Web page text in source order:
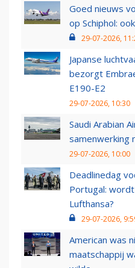
Goed nieuws
op Schiphol:
29-07-2026,
Japanse
bezorgt
E190-E2
29-07-2026, 10:30
Saudi Arabian
samenwerking
29-07-2026, 10:00
Deadlinedag
Portugal:
Lufthansa?
29-07-2026,
American was
maatschappij